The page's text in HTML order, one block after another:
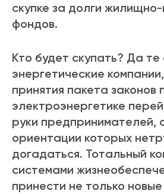
скупке за долги
фондов.
Кто будет скупать? Да
энергетические
принятия пакета законов
электроэнергетике
руки предпринимателей,
ориентации которых
догадаться. Тотальный
системами
принести не только